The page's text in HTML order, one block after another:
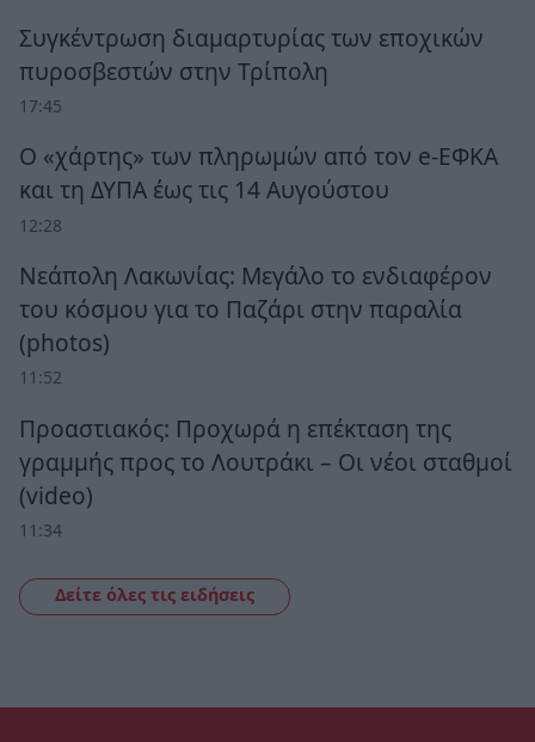
Συγκέντρωση διαμαρτυρίας των εποχικών
πυροσβεστών στην Τρίπολη
17:45
Ο «χάρτης» των πληρωμών από τον e-ΕΦΚΑ
και τη ΔΥΠΑ έως τις 14 Αυγούστου
12:28
Νεάπολη Λακωνίας: Μεγάλο το ενδιαφέρον
του κόσμου για το Παζάρι στην παραλία
(photos)
11:52
Προαστιακός: Προχωρά η επέκταση της
γραμμής προς το Λουτράκι – Οι νέοι σταθμοί
(video)
11:34
Δείτε όλες τις ειδήσεις